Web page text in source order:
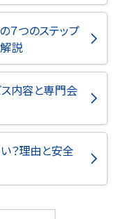
７つのステップ
説
内容と専門会
？理由と安全